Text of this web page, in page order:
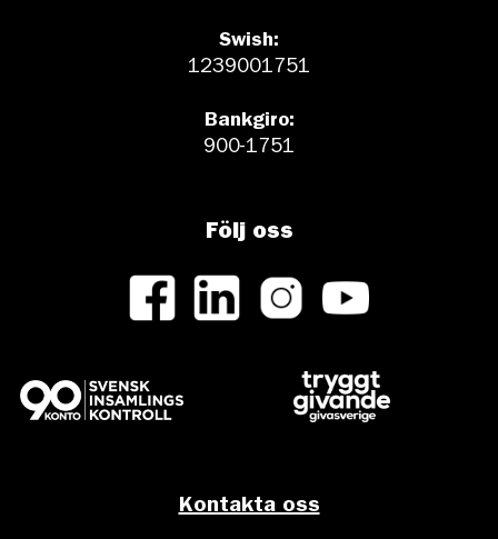
Kontakta oss
Swish:
1239001751
Bankgiro:
900-1751
Följ oss